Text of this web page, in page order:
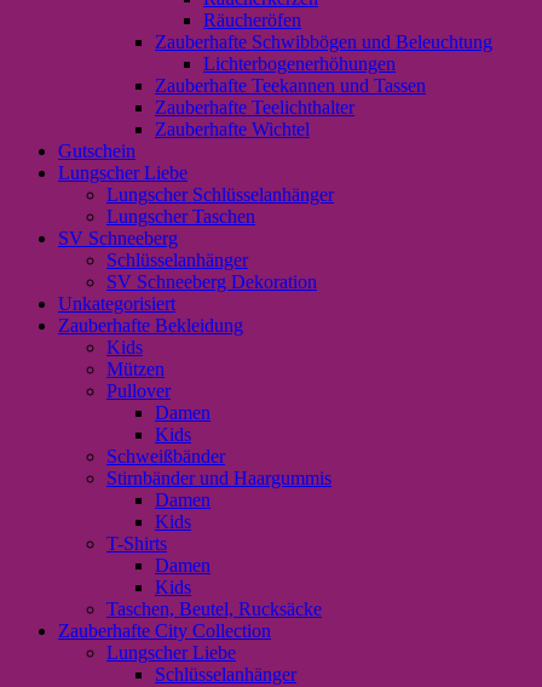
Räucheröfen
Zauberhafte Schwibbögen und Beleuchtung
Lichterbogenerhöhungen
Zauberhafte Teekannen und Tassen
Zauberhafte Teelichthalter
Zauberhafte Wichtel
Gutschein
Lungscher Liebe
Lungscher Schlüsselanhänger
Lungscher Taschen
SV Schneeberg
Schlüsselanhänger
SV Schneeberg Dekoration
Unkategorisiert
Zauberhafte Bekleidung
Kids
Mützen
Pullover
Damen
Kids
Schweißbänder
Stirnbänder und Haargummis
Damen
Kids
T-Shirts
Damen
Kids
Taschen, Beutel, Rucksäcke
Zauberhafte City Collection
Lungscher Liebe
Schlüsselanhänger